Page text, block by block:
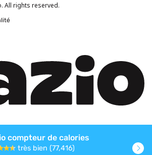
All rights reserved.
compteur de calories
très bien (77,416)